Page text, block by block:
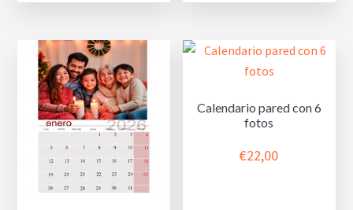
Calendario pared con 6
fotos
€22,00